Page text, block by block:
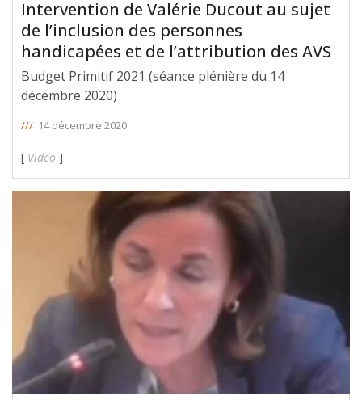
Intervention de Valérie Ducout au sujet
de l’inclusion des personnes
handicapées et de l’attribution des AVS
Budget Primitif 2021 (séance plénière du 14
décembre 2020)
/// 14 décembre 2020
[ Vidéo ]